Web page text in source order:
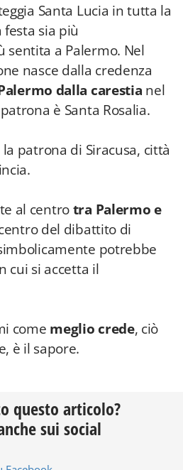
Santa Lucia in tutta la
festa sia più
a Palermo. Nel
nasce dalla credenza
dalla carestia nel
è Santa Rosalia.
patrona di Siracusa, città
al centrotra Palermo e
del dibattito di
potrebbe
cui si accetta il
come meglio crede, ciò
è il sapore.
questo articolo?
sui social